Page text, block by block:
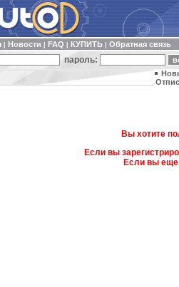
Новости FAQ КУПИТЬ Обратная связь
пароль:
Вы хотите
Если вы
Если вы еще